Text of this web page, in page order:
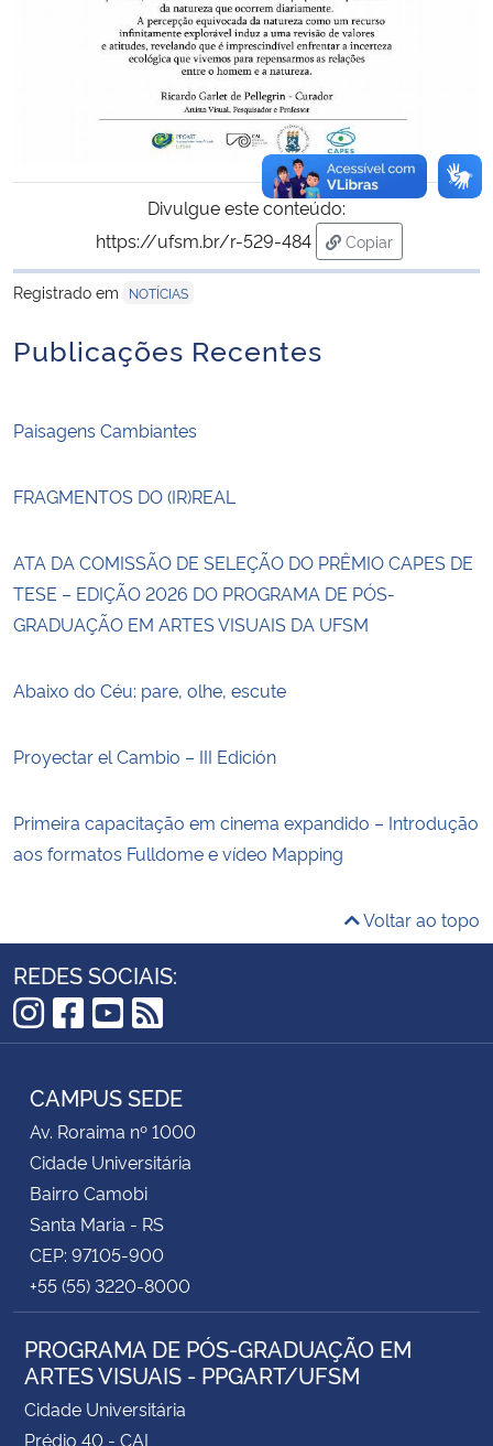
Divulgue este conteúdo:
https://ufsm.br/r-529-484
Copiar
para área de
Registrado em
NOTÍCIAS
Publicações Recentes
Paisagens Cambiantes
FRAGMENTOS DO (IR)REAL
ATA DA COMISSÃO DE SELEÇÃO DO PRÊMIO CAPES DE
TESE – EDIÇÃO 2026 DO PROGRAMA DE PÓS-
GRADUAÇÃO EM ARTES VISUAIS DA UFSM
Abaixo do Céu: pare, olhe, escute
Proyectar el Cambio – III Edición
Primeira capacitação em cinema expandido – Introdução
aos formatos Fulldome e vídeo Mapping
Voltar ao topo
REDES SOCIAIS:
Instagram
Facebook
YouTube
RSS
CAMPUS SEDE
Av. Roraima nº 1000
Cidade Universitária
Bairro Camobi
Santa Maria - RS
CEP: 97105-900
+55 (55) 3220-8000
PROGRAMA DE PÓS-GRADUAÇÃO EM
ARTES VISUAIS - PPGART/UFSM
Cidade Universitária
Prédio 40 - CAL